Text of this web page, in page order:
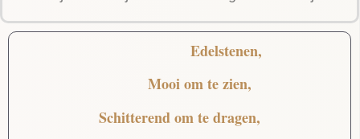
Edelstenen,
Mooiom te zien,
Schitterendom te dragen,